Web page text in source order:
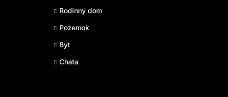
Rodinný dom
Pozemok
Byt
Chata